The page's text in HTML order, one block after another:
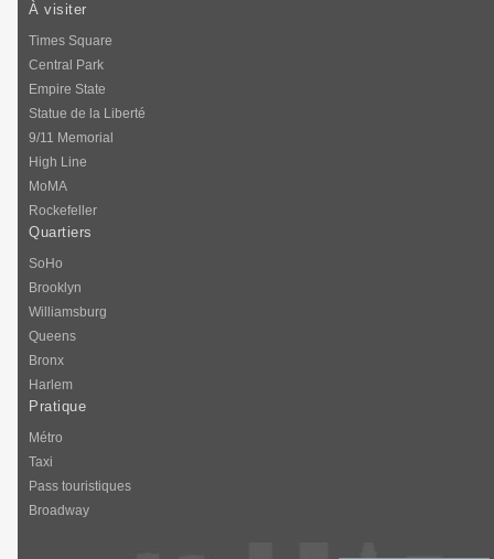
À visiter
Times Square
Central Park
Empire State
Statue de la Liberté
9/11 Memorial
High Line
MoMA
Rockefeller
Quartiers
SoHo
Brooklyn
Williamsburg
Queens
Bronx
Harlem
Pratique
Métro
Taxi
Pass touristiques
Broadway